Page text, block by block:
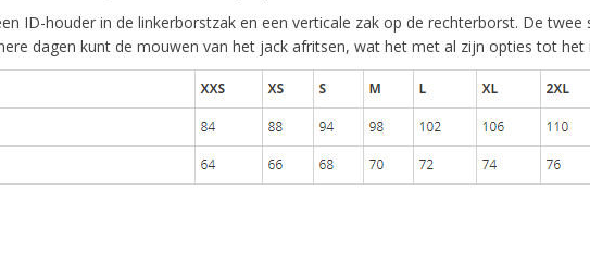
ID-houder in de linkerborstzak en een verticale zak op de rechterborst. De
dagen kunt de mouwen van het jack afritsen, wat het met al zijn opties tot